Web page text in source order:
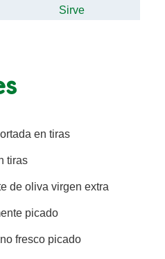
Sirve
en tiras
tiras
de oliva virgen extra
picado
fresco picado